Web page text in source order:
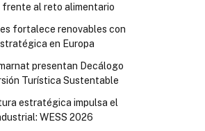
frente al reto alimentario
fortalece renovables con
en Europa
presentan Decálogo
Turística Sustentable
estratégica impulsa el
WESS 2026